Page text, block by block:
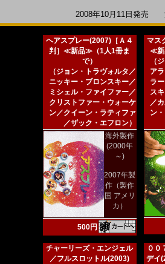
2008年10月11日発売
ヘアスプレー(2007)［Ａ４
判］≪新品≫（1人1冊ま
で）
（ジョン・トラヴォルタ／
ニッキー・ブロンスキー／
ミシェル・ファイファー／
クリストファー・ウォーケ
ン／クイーン・ラティファ
／ザック・エフロン）
海外製作
(2000年
～)
2007年製
作（製作
国 アメリ
カ）
500円
マス
≪新
（
ア
ラ
ス
／
ン
チャーリーズ・エンジェル
／フルスロットル(2003)
００
デイ